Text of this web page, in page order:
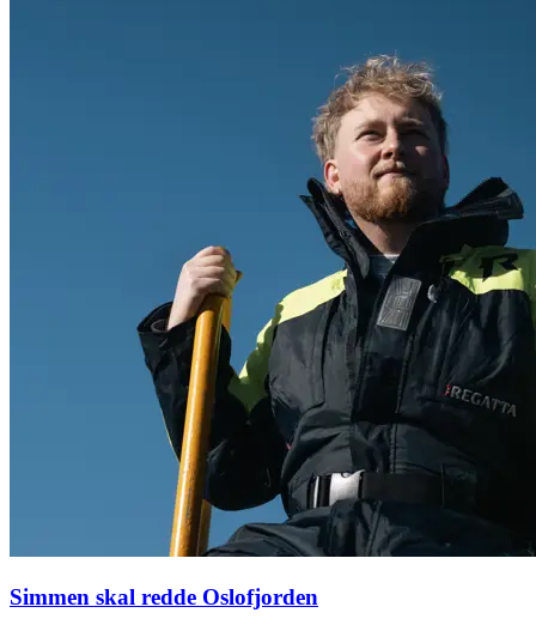
Simmen skal redde Oslofjorden